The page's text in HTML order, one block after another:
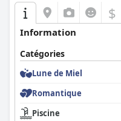
$
Information
Catégories
Lune de Miel
Romantique
Piscine